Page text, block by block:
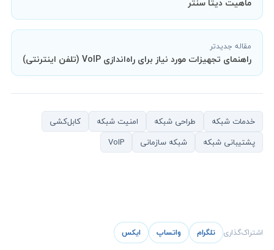
مقاله جدیدتر
راهنمای تجهیزات مورد نیاز برای راه‌اندازی VoIP (تلفن اینترنتی)
خدمات شبکه طراحی شبکه امنیت شبکه
کابل‌کشی
پشتیبانی شبکه
شبکه سازمانی VoIP
اشتراک‌گذاری تلگرام واتساپ ایکس